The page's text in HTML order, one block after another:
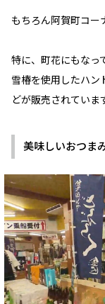
もちろん阿賀町コー
特に、町花にもなっ
雪椿を使用したハン
どが販売されていま
美味しいおつま